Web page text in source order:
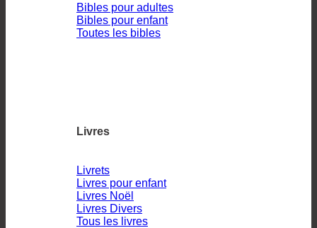
Bibles pour adultes
Bibles pour enfant
Toutes les bibles
Livres
Livrets
Livres pour enfant
Livres Noël
Livres Divers
Tous les livres